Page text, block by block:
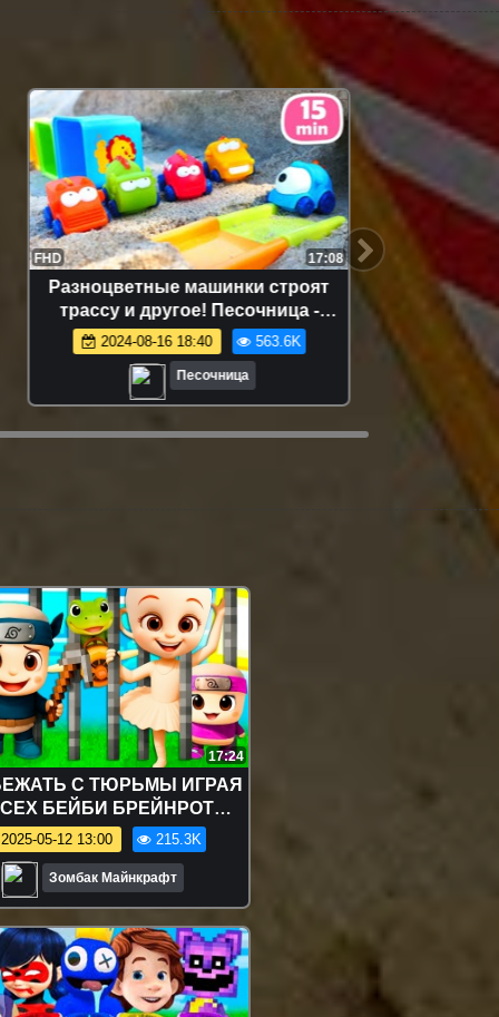
FHD 17:08
Разноцветные машинки строят
трассу и другое! Песочница -
Видео для детей и малышей -
Сборник
2024-08-16 18:40 563.6K
Песочница
17:24
С ТЮРЬМЫ ИГРАЯ
БЕЙБИ БРЕЙНРОТ
МЕМ в МАЙНКРАФТ
2025-05-12 13:00 215.3K
Зомбак Майнкрафт